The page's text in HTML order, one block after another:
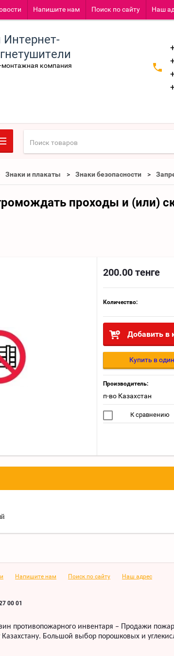
Напишите нам Поиск по сайту Наш
монтажная компания
Знаки и плакаты Знаки безопасности
проходы и (или)
200.00 тенге
Количество:
Добавить в
Купить в
Производитель:
п-во Казахстан
К сравнению
Напишите нам Поиск по сайту Наш адрес
00 01
противопожарного инвентаря – Продажи
Большой выбор порошковых и